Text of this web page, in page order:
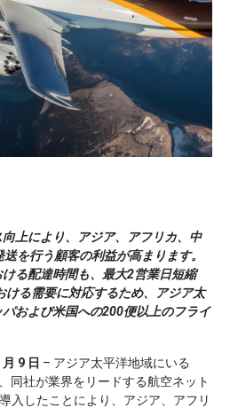
上により、アジア、アフリカ、中
を行う顧客の利益が高まります。
る配達時間も、最大2営業日短縮
ける需要に対応するため、アジア太
および米国への200便以上のフライ
9 日 – アジア太平洋地域にいる
同社が業界をリードする航空ネット
入したことにより、アジア、アフリ